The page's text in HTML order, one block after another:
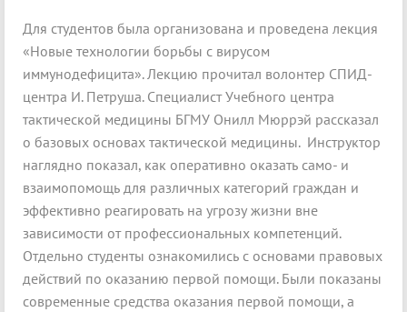
Для студентов была организована и проведена лекция
«Новые технологии борьбы с вирусом
иммунодефицита». Лекцию прочитал волонтер СПИД-
центра И. Петруша. Специалист Учебного центра
тактической медицины БГМУ Онилл Мюррэй рассказал
о базовых основах тактической медицины. Инструктор
наглядно показал, как оперативно оказать само- и
взаимопомощь для различных категорий граждан и
эффективно реагировать на угрозу жизни вне
зависимости от профессиональных компетенций.
Отдельно студенты ознакомились с основами правовых
действий по оказанию первой помощи. Были показаны
современные средства оказания первой помощи, а